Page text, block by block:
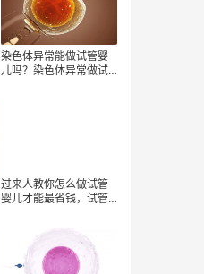
染色体异常能做试管婴
儿吗？染色体异常做试
过来人教你怎么做试管
婴儿才能最省钱，试管